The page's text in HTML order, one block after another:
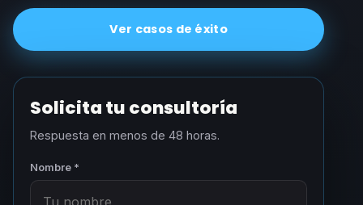
Ver casos de éxito
Solicita tu consultoría
Respuesta en menos de 48 horas.
Nombre *